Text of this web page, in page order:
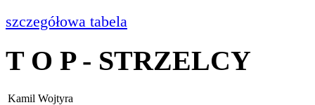
szczegółowa tabela
T O P - STRZELCY
Kamil Wojtyra